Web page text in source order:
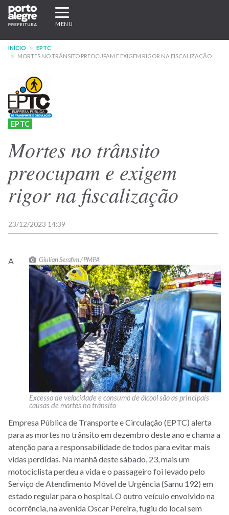
Pular
para
conteúdo
principal
Expandir/recolher
navegação
MENU
INÍCIO
EPTC
MORTES NO TRÂNSITO PREOCUPAM E EXIGEM RIGOR NA FISCALIZAÇÃO
EPTC
Mortes no trânsito
preocupam e exigem
rigor na fiscalização
23/12/2023 14:39
Giulian Serafim / PMPA
Excesso de velocidade e consumo de álcool são as principais
causas de mortes no trânsito
A
Empresa Pública de Transporte e Circulação (EPTC) alerta
para as mortes no trânsito em dezembro deste ano e chama a
atenção para a responsabilidade de todos para evitar mais
vidas perdidas. Na manhã deste sábado, 23, mais um
motociclista perdeu a vida e o passageiro foi levado pelo
Serviço de Atendimento Móvel de Urgência (Samu 192) em
estado regular para o hospital. O outro veículo envolvido na
ocorrência, na avenida Oscar Pereira, fugiu do local sem